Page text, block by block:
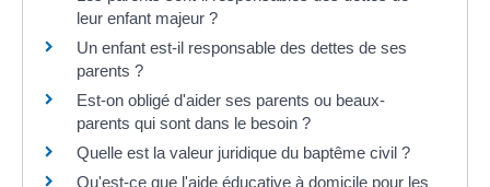
leur enfant majeur ?
Un enfant est-il responsable des dettes de ses
parents ?
Est-on obligé d'aider ses parents ou beaux-
parents qui sont dans le besoin ?
Quelle est la valeur juridique du baptême civil ?
Qu'est-ce que l'aide éducative à domicile pour les